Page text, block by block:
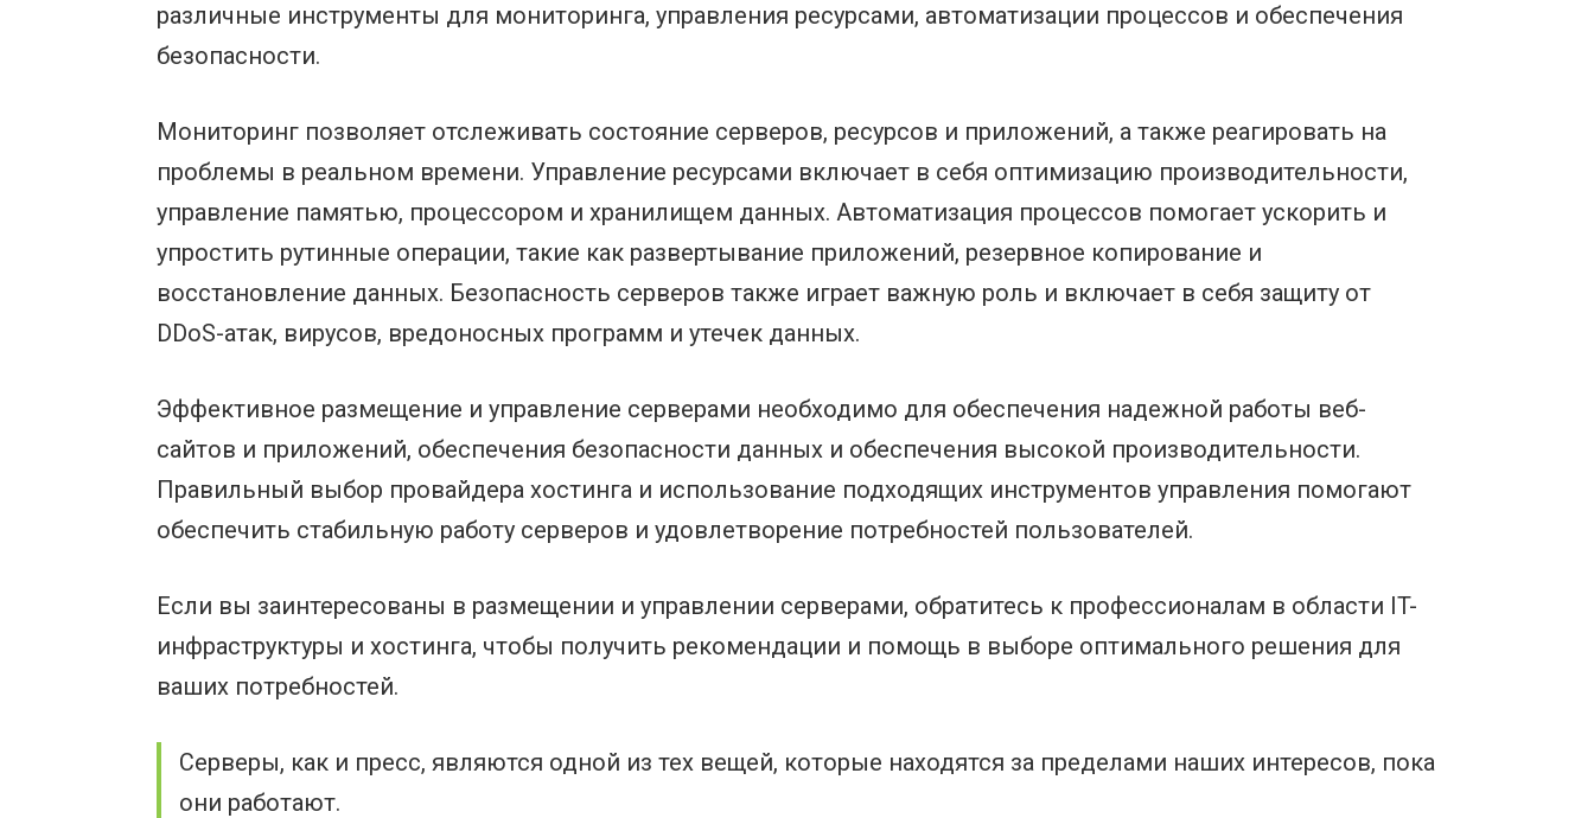
различные инструменты для мониторинга, управления ресурсами, автоматизации процессов и обеспечения
безопасности.
Мониторинг позволяет отслеживать состояние серверов, ресурсов и приложений, а также реагировать на
проблемы в реальном времени. Управление ресурсами включает в себя оптимизацию производительности,
управление памятью, процессором и хранилищем данных. Автоматизация процессов помогает ускорить и
упростить рутинные операции, такие как развертывание приложений, резервное копирование и
восстановление данных. Безопасность серверов также играет важную роль и включает в себя защиту от
DDoS-атак, вирусов, вредоносных программ и утечек данных.
Эффективное размещение и управление серверами необходимо для обеспечения надежной работы веб-
сайтов и приложений, обеспечения безопасности данных и обеспечения высокой производительности.
Правильный выбор провайдера хостинга и использование подходящих инструментов управления помогают
обеспечить стабильную работу серверов и удовлетворение потребностей пользователей.
Если вы заинтересованы в размещении и управлении серверами, обратитесь к профессионалам в области IT-
инфраструктуры и хостинга, чтобы получить рекомендации и помощь в выборе оптимального решения для
ваших потребностей.
Серверы, как и пресс, являются одной из тех вещей, которые находятся за пределами наших интересов, пока
они работают.